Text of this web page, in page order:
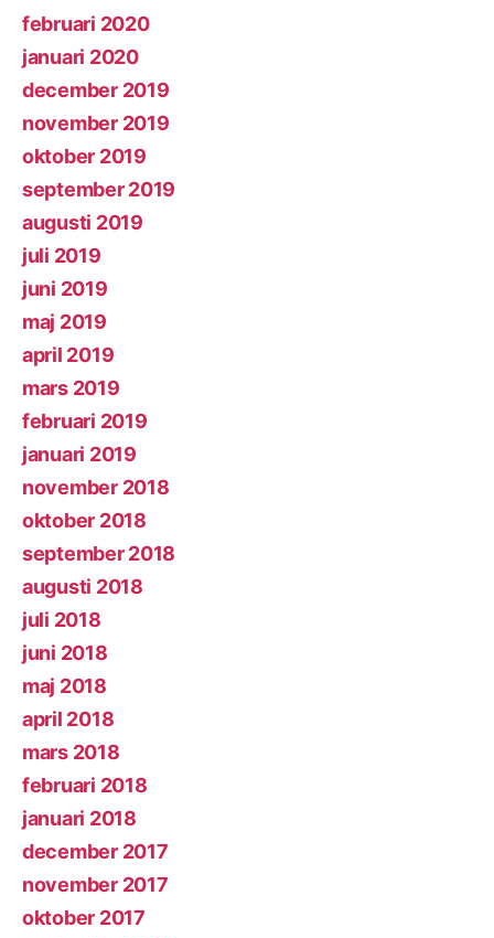
februari 2020
januari 2020
december 2019
november 2019
oktober 2019
september 2019
augusti 2019
juli 2019
juni 2019
maj 2019
april 2019
mars 2019
februari 2019
januari 2019
november 2018
oktober 2018
september 2018
augusti 2018
juli 2018
juni 2018
maj 2018
april 2018
mars 2018
februari 2018
januari 2018
december 2017
november 2017
oktober 2017